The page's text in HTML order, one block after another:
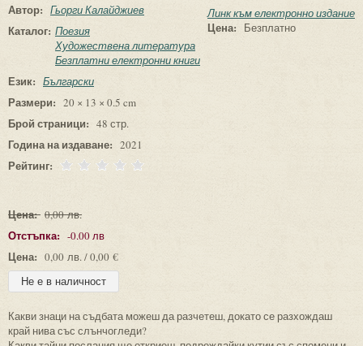
Автор: Гьорги Калайджиев
Каталог: Поезия
Художествена литература
Безплатни електронни книги
Език: Български
Размери: 20 × 13 × 0.5 cm
Брой страници: 48 стр.
Година на издаване: 2021
Рейтинг:
Цена: 0,00 лв.
Отстъпка: -0.00 лв
Цена: 0,00 лв. / 0,00 €
Линк към електронно издание
Цена: Безплатно
Какви знаци на съдбата можеш да разчетеш, докато се разхождаш
край нива със слънчогледи?